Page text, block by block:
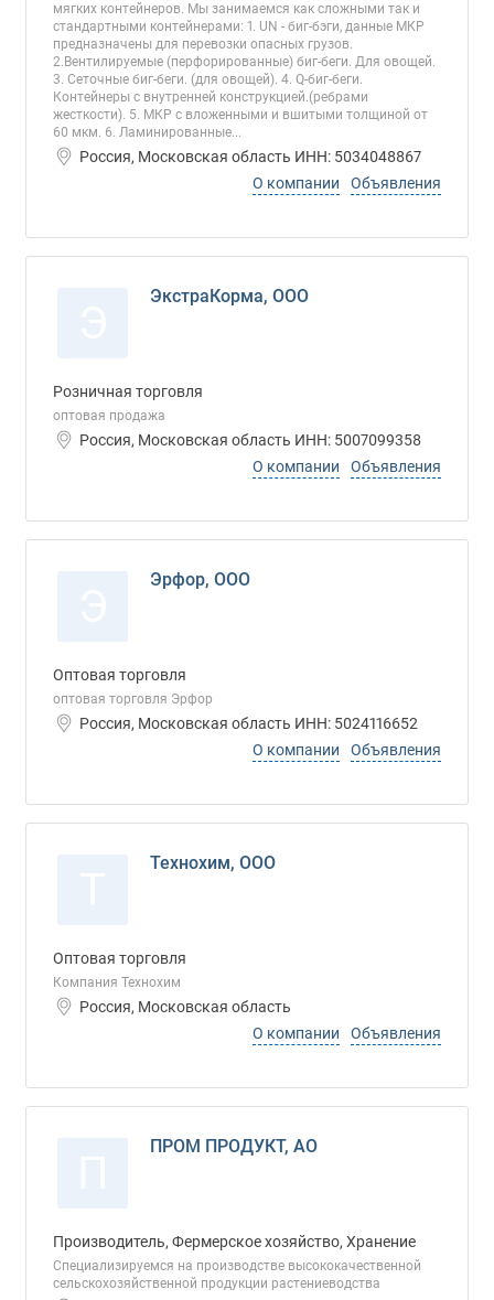
мягких контейнеров. Мы занимаемся как сложными так и
стандартными контейнерами: 1. UN - биг-бэги, данные МКР
предназначены для перевозки опасных грузов.
2.Вентилируемые (перфорированные) биг-беги. Для овощей.
3. Сеточные биг-беги. (для овощей). 4. Q-биг-беги.
Контейнеры с внутренней конструкцией.(ребрами
жесткости). 5. МКР с вложенными и вшитыми толщиной от
60 мкм. 6. Ламинированные...
Россия, Московская область ИНН: 5034048867
О компании
Объявления
ЭкстраКорма, ООО
Розничная торговля
оптовая продажа
Россия, Московская область ИНН: 5007099358
О компании
Объявления
Эрфор, ООО
Оптовая торговля
оптовая торговля Эрфор
Россия, Московская область ИНН: 5024116652
О компании
Объявления
Технохим, ООО
Оптовая торговля
Компания Технохим
Россия, Московская область
О компании
Объявления
ПРОМ ПРОДУКТ, АО
Производитель, Фермерское хозяйство, Хранение
Специализируемся на производстве высококачественной
сельскохозяйственной продукции растениеводства